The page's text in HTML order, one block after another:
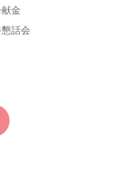
金
話会